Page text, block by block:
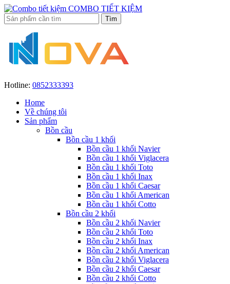
COMBO TIẾT KIỆM
Hotline: 0852333393
Home
Về chúng tôi
Sản phẩm
Bồn cầu
Bồn cầu 1 khối
Bồn cầu 1 khối Navier
Bồn cầu 1 khối Viglacera
Bồn cầu 1 khối Toto
Bồn cầu 1 khối Inax
Bồn cầu 1 khối Caesar
Bồn cầu 1 khối American
Bồn cầu 1 khối Cotto
Bồn cầu 2 khối
Bồn cầu 2 khối Navier
Bồn cầu 2 khối Toto
Bồn cầu 2 khối Inax
Bồn cầu 2 khối American
Bồn cầu 2 khối Viglacera
Bồn cầu 2 khối Caesar
Bồn cầu 2 khối Cotto